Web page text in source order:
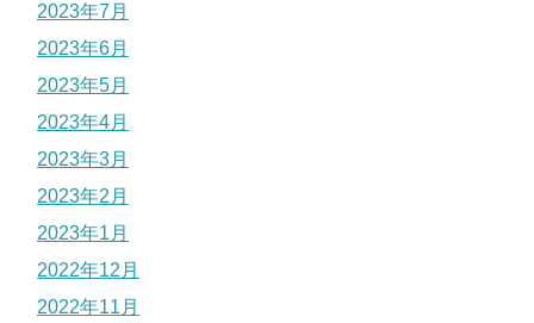
2023年7月
2023年6月
2023年5月
2023年4月
2023年3月
2023年2月
2023年1月
2022年12月
2022年11月